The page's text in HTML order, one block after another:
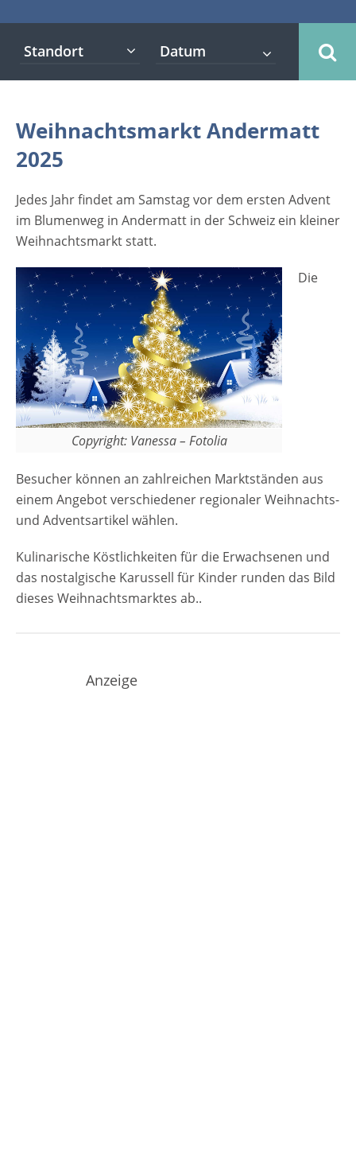
Fotolia[/caption] Die Besucher können an
zahlreichen Marktständen aus einem
Weihnachts- und Adventsartikel wählen.
Kulinarische Köstlichkeiten für die
Erwachsenen und das nostalgische Karussell
Weihnachtsmarktes ab.. [rule type="basic"]
Anzeige Öffnungszeiten Weihnachtsmarkt
Andermatt 2025 29. November 2025
Samstag 11:00 - 19:00 Veranstaltungsort
Weihnachtsmarkt Andermatt 2025 6490
Andermatt Blumenweg Schweiz Telefon +41
41 888 71 00 Weitere Informationen
Werbung
Standort
Weihnachtsmarkt Andermatt
2025
Jedes Jahr findet am Samstag vor dem ersten Advent
im Blumenweg in Andermatt in der Schweiz ein kleiner
Weihnachtsmarkt statt.
Copyright: Vanessa – Fotolia
Die
Besucher können an zahlreichen Marktständen aus
einem Angebot verschiedener regionaler Weihnachts-
und Adventsartikel wählen.
Kulinarische Köstlichkeiten für die Erwachsenen und
das nostalgische Karussell für Kinder runden das Bild
dieses Weihnachtsmarktes ab..
Anzeige